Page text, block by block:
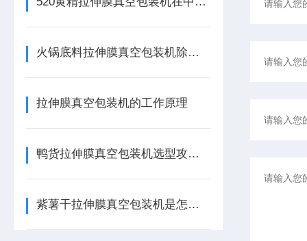
火锅底料拉伸膜真空包装机除了看产能，这3个防胀气细节至关重要
拉伸膜真空包装机的工作原理
鸭货拉伸膜真空包装机选型攻略：如何锁定卤味产线的“黄金搭档”
紫薯干拉伸膜真空包装机是怎么工作？